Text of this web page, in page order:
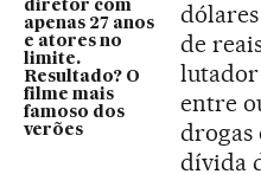
diretor com
apenas 27 anos
e atores no
limite.
Resultado? O
filme mais
famoso dos
verões
dólares
de
entre
drogas
dívida